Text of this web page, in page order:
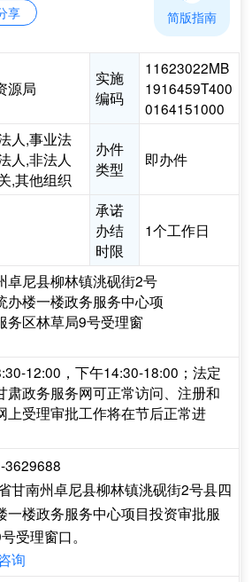
享
源局
实施
编码
11623022MB
1916459T400
0164151000
人,事业法
人,非法人
,其他组织
办件
类型
即办件
承诺
办结
时限
1个工作日
卓尼县柳林镇洮砚街2号
办楼一楼政务服务中心项
务区林草局9号受理窗
12:00，下午14:30-18:00；法定
肃政务服务网可正常访问、注册和
上受理审批工作将在节后正常进
3629688
甘南州卓尼县柳林镇洮砚街2号县四
一楼政务服务中心项目投资审批服
受理窗口。
询
简版指南